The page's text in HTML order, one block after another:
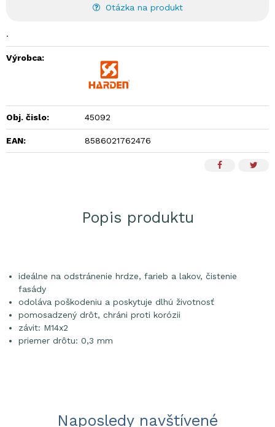
Otázka na produkt
.
Výrobca:
Obj. čislo: 45092
EAN: 8586021762476
Popis produktu
ideálne na odstránenie hrdze, farieb a lakov, čistenie
fasády
odoláva poškodeniu a poskytuje dlhú životnosť
pomosadzený drôt, chráni proti korózii
závit: M14x2
priemer drôtu: 0,3 mm
Naposledy navštívené